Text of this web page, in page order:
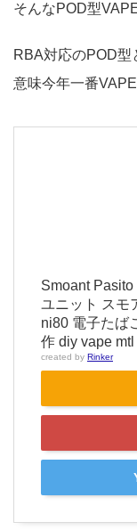
そんなPOD型
RBA対応のPOD型
意味今年一番
Smoant
ユニット スモ
ni80 電子たば
作 diy vape mtl
created by Rinker